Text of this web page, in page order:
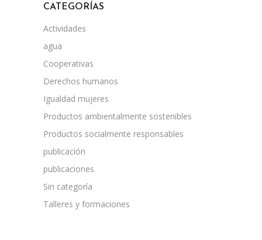
CATEGORÍAS
Actividades
agua
Cooperativas
Derechos humanos
Igualdad mujeres
Productos ambientalmente sostenibles
Productos socialmente responsables
publicación
publicaciones
Sin categoría
Talleres y formaciones